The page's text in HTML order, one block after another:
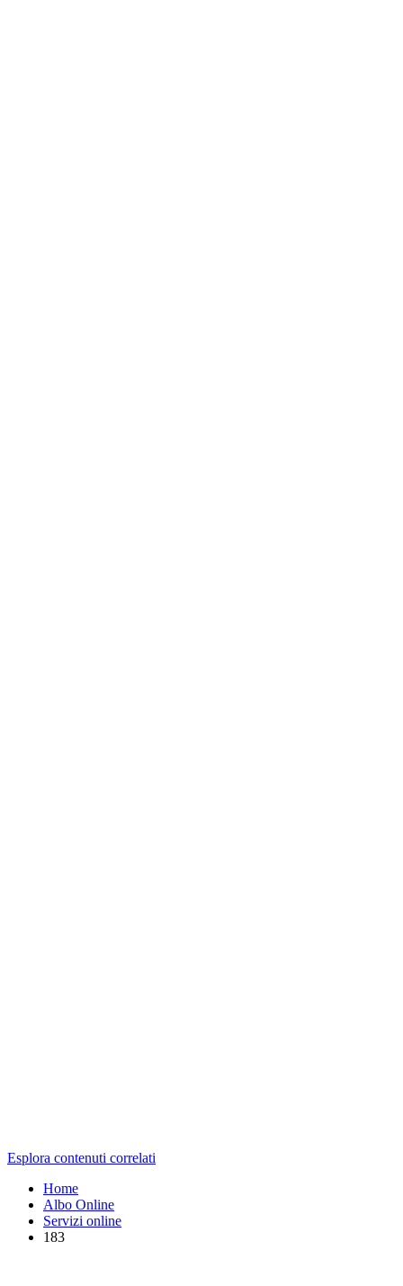
Esplora contenuti correlati
Home
Albo Online
Servizi online
183